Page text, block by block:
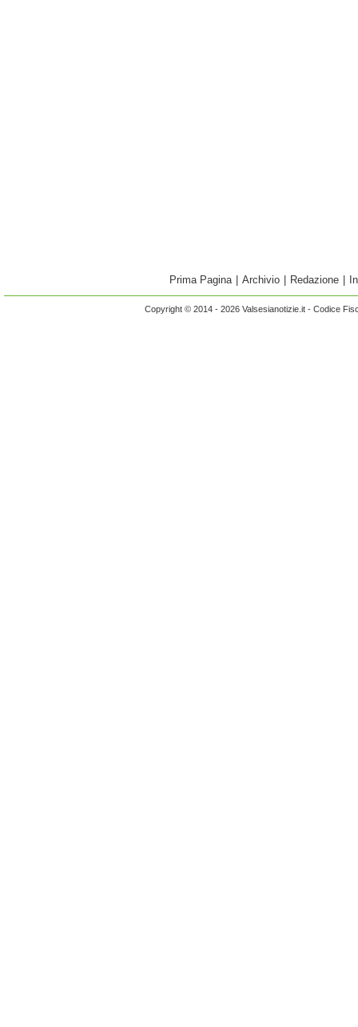
Prima Pagina Archivio Redazione
Copyright © 2014 - 2026 Valsesianotizie.it - Codice